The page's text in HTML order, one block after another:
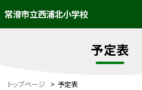
常滑市立西浦北小学校
予定表
トップページ > 予定表